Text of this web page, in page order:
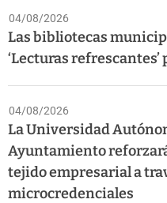
04/08/2026
Las bibliotecas
‘Lecturas
04/08/2026
La Universidad
Ayuntamiento
tejido empresarial a
microcredenciales